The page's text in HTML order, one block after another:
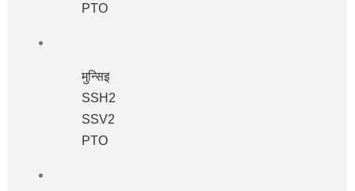
PTO
मुन्सिइ
SSH2
SSV2
PTO